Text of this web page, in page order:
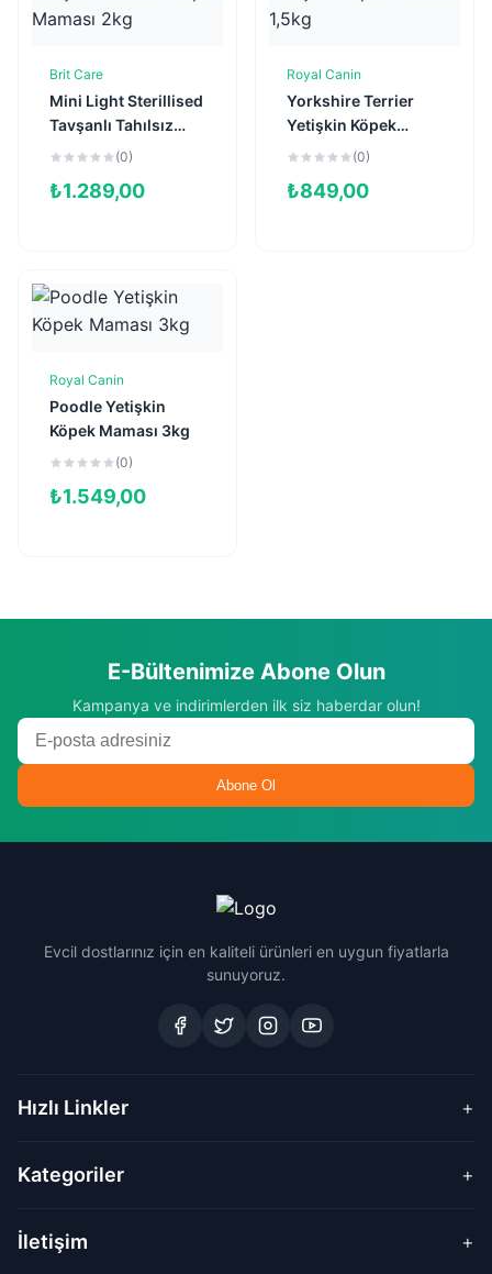
Sepete Ekle
Brit Care
Mini Light Sterillised
Tavşanlı Tahılsız
Köpek Maması 2kg
(0)
₺1.289,00
Sepete Ekle
Royal Canin
Yorkshire Terrier
Yetişkin Köpek
Maması 1,5kg
(0)
₺849,00
Sepete Ekle
Royal Canin
Poodle Yetişkin
Köpek Maması 3kg
(0)
₺1.549,00
E-Bültenimize Abone Olun
Kampanya ve indirimlerden ilk siz haberdar olun!
Abone Ol
Evcil dostlarınız için en kaliteli ürünleri en uygun fiyatlarla
sunuyoruz.
Hızlı Linkler +
Kategoriler +
İletişim +